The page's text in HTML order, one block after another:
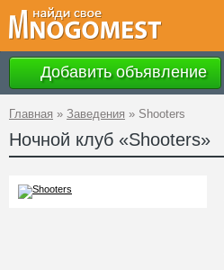
Добавить объявление
Главная » Заведения » Shooters
Ночной клуб «Shooters»